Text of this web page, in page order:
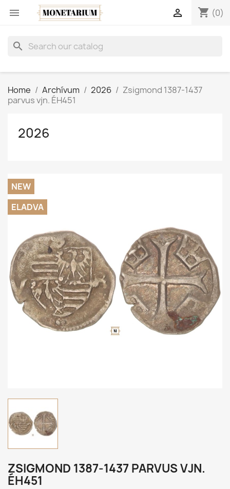
 shopping_cart (0)

search
Home Archívum 2026
Zsigmond 1387-1437
parvus vjn. ÉH451
2026
NEW
ELADVA
ZSIGMOND 1387-1437 PARVUS VJN.
ÉH451